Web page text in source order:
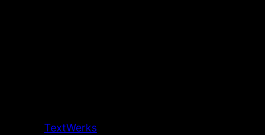
TextWerks